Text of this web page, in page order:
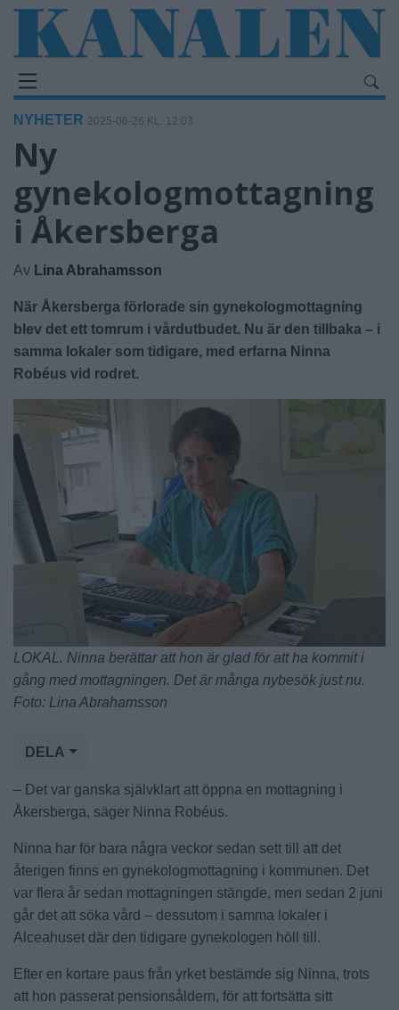
NYHETER 2025-06-26 KL. 12:03
Ny
gynekologmottagning
i Åkersberga
Av Lina Abrahamsson
När Åkersberga förlorade sin gynekologmottagning
blev det ett tomrum i vårdutbudet. Nu är den tillbaka – i
samma lokaler som tidigare, med erfarna Ninna
Robéus vid rodret.
LOKAL. Ninna berättar att hon är glad för att ha kommit i
gång med mottagningen. Det är många nybesök just nu.
Foto: Lina Abrahamsson
DELA
– Det var ganska självklart att öppna en mottagning i
Åkersberga, säger Ninna Robéus.
Ninna har för bara några veckor sedan sett till att det
återigen finns en gynekologmottagning i kommunen. Det
var flera år sedan mottagningen stängde, men sedan 2 juni
går det att söka vård – dessutom i samma lokaler i
Alceahuset där den tidigare gynekologen höll till.
Efter en kortare paus från yrket bestämde sig Ninna, trots
att hon passerat pensionsåldern, för att fortsätta sitt